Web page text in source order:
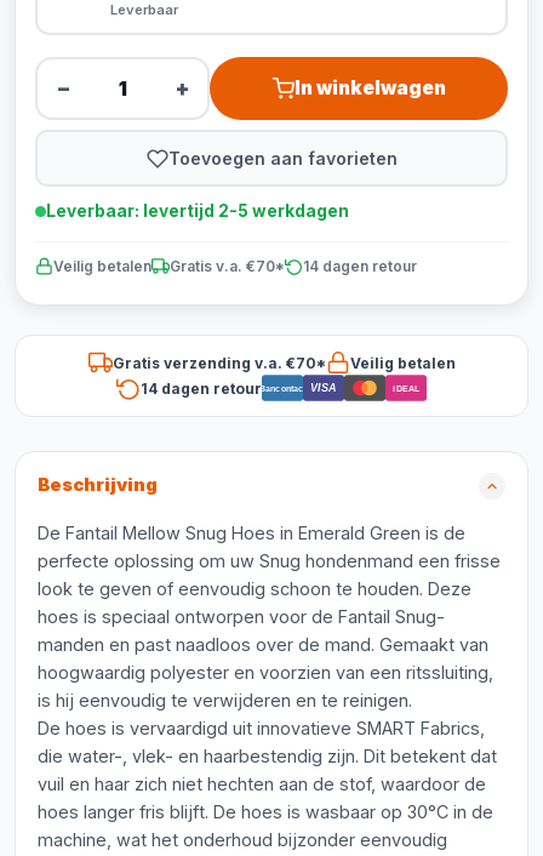
Leverbaar
− + In winkelwagen
Toevoegen aan favorieten
Leverbaar: levertijd 2-5 werkdagen
Veilig betalen Gratis v.a. €70* 14 dagen retour
Gratis verzending v.a. €70*
Veilig betalen
14 dagen retourBancontact VISA iDEAL
Beschrijving
De Fantail Mellow Snug Hoes in Emerald Green is de
perfecte oplossing om uw Snug hondenmand een frisse
look te geven of eenvoudig schoon te houden. Deze
hoes is speciaal ontworpen voor de Fantail Snug-
manden en past naadloos over de mand. Gemaakt van
hoogwaardig polyester en voorzien van een ritssluiting,
is hij eenvoudig te verwijderen en te reinigen.
De hoes is vervaardigd uit innovatieve SMART Fabrics,
die water-, vlek- en haarbestendig zijn. Dit betekent dat
vuil en haar zich niet hechten aan de stof, waardoor de
hoes langer fris blijft. De hoes is wasbaar op 30°C in de
machine, wat het onderhoud bijzonder eenvoudig